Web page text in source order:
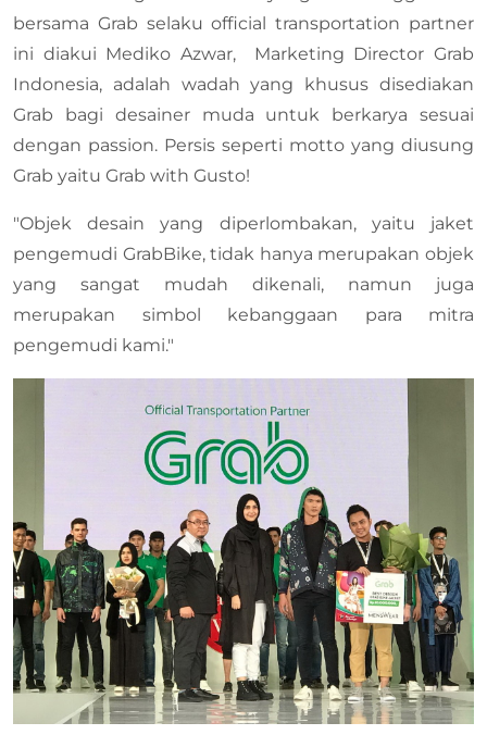
bersama Grab selaku official transportation partner
ini diakui Mediko Azwar, Marketing Director Grab
Indonesia, adalah wadah yang khusus disediakan
Grab bagi desainer muda untuk berkarya sesuai
dengan passion. Persis seperti motto yang diusung
Grab yaitu Grab with Gusto!
"Objek desain yang diperlombakan, yaitu jaket
pengemudi GrabBike, tidak hanya merupakan objek
yang sangat mudah dikenali, namun juga
merupakan simbol kebanggaan para mitra
pengemudi kami."